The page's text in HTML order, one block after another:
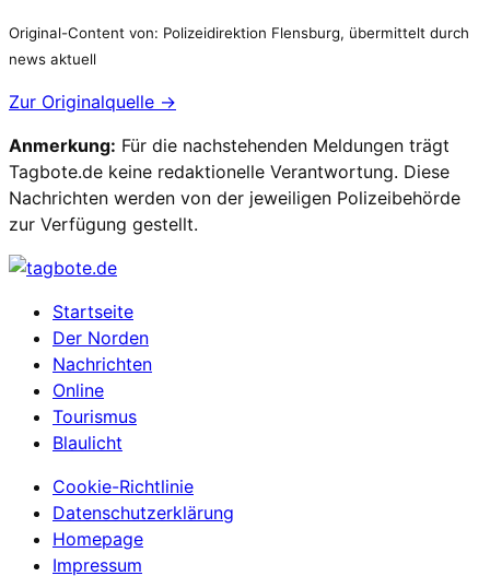
Original-Content von: Polizeidirektion Flensburg, übermittelt durch
news aktuell
Zur Originalquelle →
Anmerkung: Für die nachstehenden Meldungen trägt
Tagbote.de keine redaktionelle Verantwortung. Diese
Nachrichten werden von der jeweiligen Polizeibehörde
zur Verfügung gestellt.
Startseite
Der Norden
Nachrichten
Online
Tourismus
Blaulicht
Cookie-Richtlinie
Datenschutzerklärung
Homepage
Impressum